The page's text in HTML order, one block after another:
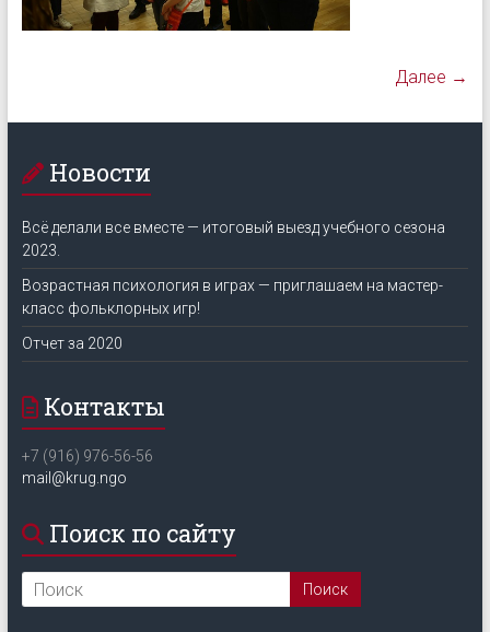
Далее →
Новости
Всё делали все вместе — итоговый выезд учебного сезона
2023.
Возрастная психология в играх — приглашаем на мастер-
класс фольклорных игр!
Отчет за 2020
Контакты
+7 (916) 976-56-56
mail@krug.ngo
Поиск по сайту